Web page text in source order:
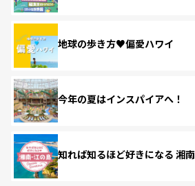
地球の歩き方♥偏愛ハワイ
今年の夏はインスパイアへ！
知れば知るほど好きになる 湘